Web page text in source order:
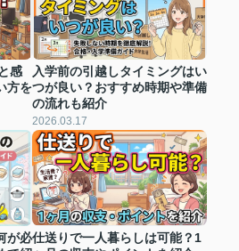
感
方を
入学前の引越しタイミングはい
つが良い？おすすめ時期や準備
の流れも紹介
2026.03.17
が必仕送りで一人暮らしは可能？1